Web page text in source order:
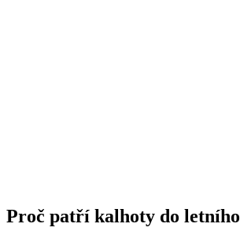
Proč patří kalhoty do